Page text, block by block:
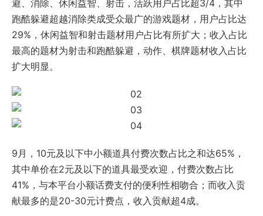
避、消除、休闲益智、射击，活跃用户占比超3/4，其中
跑酷躲避超越消除类成受众最广的游戏题材，用户占比达
29%，休闲益智和射击题材用户占比有所扩大；收入占比
最高的题材为射击和跑酷躲避，动作、棋牌题材收入占比
扩大明显。
9月，10元及以下中小额道具付费次数占比之和达65%，
其中单价在2元及以下的道具最受欢迎，付费次数占比
41%，与本平台小额话费支付的便利性相吻合；而收入贡
献最多的是20-30元计费点，收入贡献超4成。